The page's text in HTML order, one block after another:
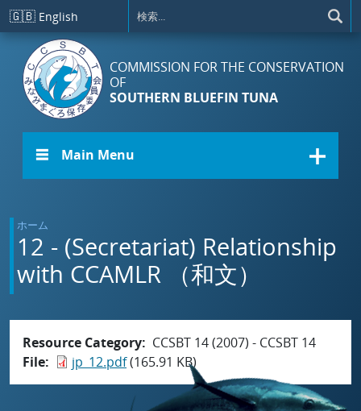
メインコンテンツに移動
🇬🇧 English
COMMISSION FOR THE CONSERVATION
OF
SOUTHERN BLUEFIN TUNA
☰ Main Menu
ホーム
12 - (Secretariat) Relationship
with CCAMLR （和文）
Resource Category
CCSBT 14 (2007) - CCSBT 14
File
jp_12.pdf(165.91 KB)